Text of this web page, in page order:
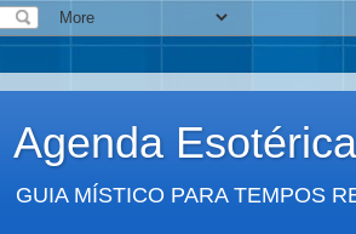
Agenda Esotérica
GUIA MÍSTICO PARA TEMPOS